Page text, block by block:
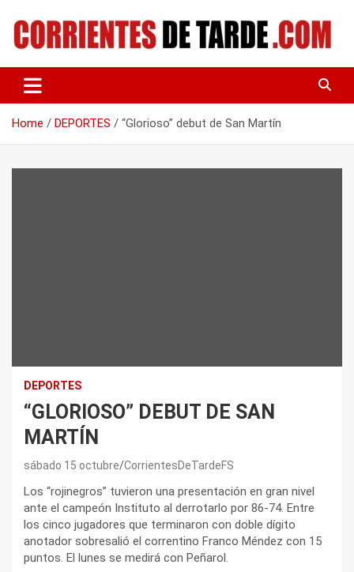
content
CORRIENTES DE TARDE
Home DEPORTES “Glorioso” debut de San Martín
DEPORTES
“GLORIOSO” DEBUT DE SAN
MARTÍN
sábado 15 octubre CorrientesDeTardeFS
Los “rojinegros” tuvieron una presentación en gran nivel
ante el campeón Instituto al derrotarlo por 86-74. Entre
los cinco jugadores que terminaron con doble dígito
anotador sobresalió el correntino Franco Méndez con 15
puntos. El lunes se medirá con Peñarol.